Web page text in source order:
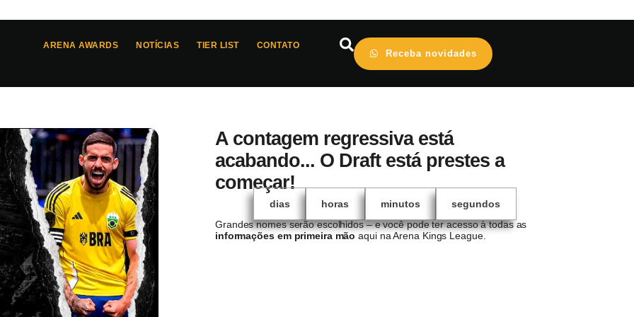
ARENA AWARDS NOTÍCIAS TIER LIST CONTATO
Receba novidades
A contagem regressiva está
acabando... O Draft está prestes a
começar!
dias horas minutos
segundos
Grandes nomes serão escolhidos – e você pode ter acesso à todas as
informações em primeira mão aqui na Arena Kings League.